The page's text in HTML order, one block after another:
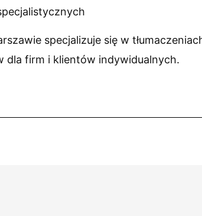
specjalizuje się w
dla firm i klientów indywidualnych.